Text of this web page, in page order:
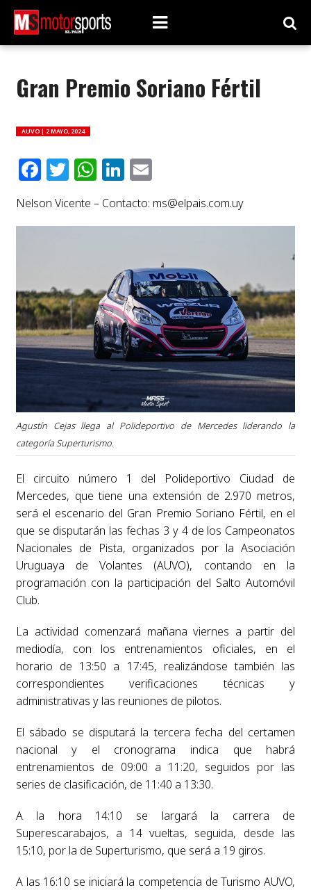
Gran Premio Soriano Fértil
AUVO | 2 MAYO, 2024
Facebook
Twitter
WhatsApp
LinkedIn
Email
Nelson Vicente – Contacto: ms@elpais.com.uy
Agustín Cejas llega al Polideportivo de Mercedes liderando la
categoría Superturismo.
El circuito número 1 del Polideportivo Ciudad de
Mercedes, que tiene una extensión de 2.970 metros,
será el escenario del Gran Premio Soriano Fértil, en el
que se disputarán las fechas 3 y 4 de los Campeonatos
Nacionales de Pista, organizados por la Asociación
Uruguaya de Volantes (AUVO), contando en la
programación con la participación del Salto Automóvil
Club.
La actividad comenzará mañana viernes a partir del
mediodía, con los entrenamientos oficiales, en el
horario de 13:50 a 17:45, realizándose también las
correspondientes verificaciones técnicas y
administrativas y las reuniones de pilotos.
El sábado se disputará la tercera fecha del certamen
nacional y el cronograma indica que habrá
entrenamientos de 09:00 a 11:20, seguidos por las
series de clasificación, de 11:40 a 13:30.
A la hora 14:10 se largará la carrera de
Superescarabajos, a 14 vueltas, seguida, desde las
15:10, por la de Superturismo, que será a 19 giros.
A las 16:10 se iniciará la competencia de Turismo AUVO,